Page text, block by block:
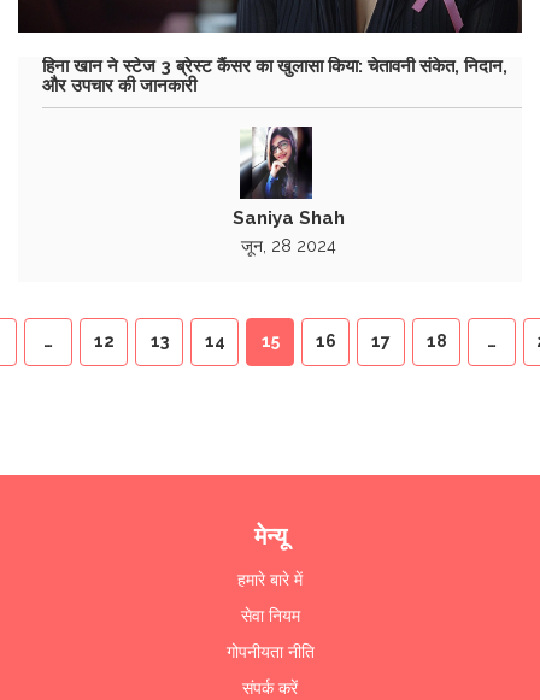
हिना खान ने स्टेज 3 ब्रेस्ट कैंसर का खुलासा किया: चेतावनी संकेत, निदान,
और उपचार की जानकारी
Saniya Shah
जून, 28 2024
… 12 13 14 15 16 17 18 …
मेन्यू
हमारे बारे में
सेवा नियम
गोपनीयता नीति
संपर्क करें